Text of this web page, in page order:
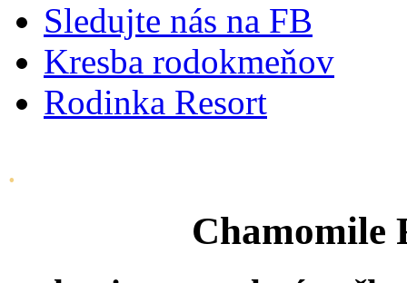
Sledujte nás na FB
Kresba rodokmeňov
Rodinka Resort
.
Chamomile